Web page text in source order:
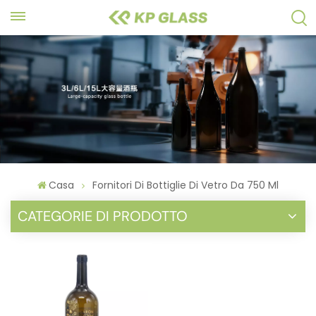
Casa Fornitori Di Bottiglie Di Vetro Da 750 Ml
CATEGORIE DI PRODOTTO